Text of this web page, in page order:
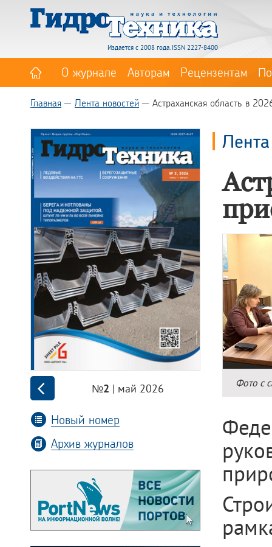
Издается с 2008 года. ISSN 2227-8400
О журнале Авторам Рецензентам
Главная Лента новостей Астраханская область в
№2 | май 2026
Новый номер
Архив журналов
Фото с